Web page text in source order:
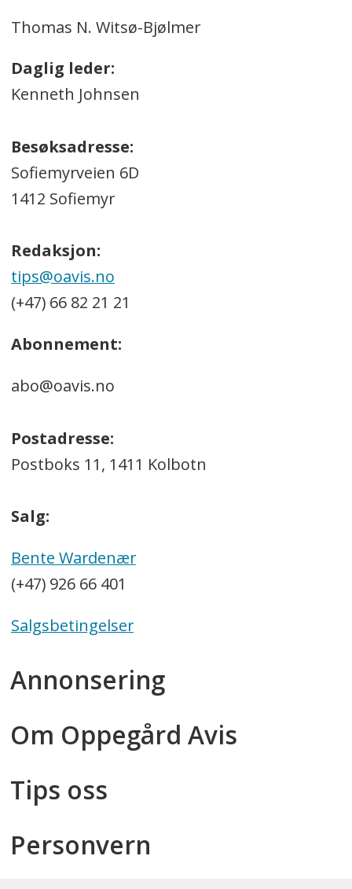
Thomas N. Witsø-Bjølmer
Daglig leder:
Kenneth Johnsen
Besøksadresse:
Sofiemyrveien 6D
1412 Sofiemyr
Redaksjon:
tips@oavis.no
(+47) 66 82 21 21
Abonnement:
abo@oavis.no
Postadresse:
Postboks 11, 1411 Kolbotn
Salg:
Bente Wardenær
(+47) 926 66 401
Salgsbetingelser
Annonsering
Om Oppegård Avis
Tips oss
Personvern